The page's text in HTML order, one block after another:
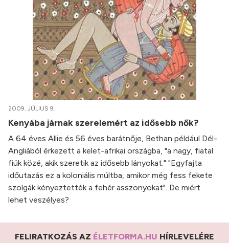
2009. JÚLIUS 9.
Kenyába járnak szerelemért az idősebb nők?
A 64 éves Allie és 56 éves barátnője, Bethan például Dél-
Angliából érkezett a kelet-afrikai országba, "a nagy, fiatal
fiúk közé, akik szeretik az idősebb lányokat." "Egyfajta
időutazás ez a koloniális múltba, amikor még fess fekete
szolgák kényeztették a fehér asszonyokat". De miért
lehet veszélyes?
FELIRATKOZÁS AZ ÉLETFORMA.HU HÍRLEVELÉRE